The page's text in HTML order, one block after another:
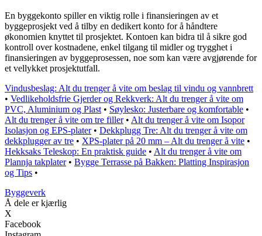
En byggekonto spiller en viktig rolle i finansieringen av et
byggeprosjekt ved å tilby en dedikert konto for å håndtere
økonomien knyttet til prosjektet. Kontoen kan bidra til å sikre god
kontroll over kostnadene, enkel tilgang til midler og trygghet i
finansieringen av byggeprosessen, noe som kan være avgjørende for
et vellykket prosjektutfall.
Vindusbeslag: Alt du trenger å vite om beslag til vindu og vannbrett
• Vedlikeholdsfrie Gjerder og Rekkverk: Alt du trenger å vite om
PVC, Aluminium og Plast • Søylesko: Justerbare og komfortable •
Alt du trenger å vite om tre filler• Alt du trenger å vite om Isopor
Isolasjon og EPS-plater• Dekkplugg Tre: Alt du trenger å vite om
dekkplugger av tre • XPS-plater på 20 mm – Alt du trenger å vite •
Hekksaks Teleskop: En praktisk guide • Alt du trenger å vite om
Plannja takplater• Bygge Terrasse på Bakken: Platting Inspirasjon
og Tips •
Byggeverk
Å dele er kjærlig
X
Facebook